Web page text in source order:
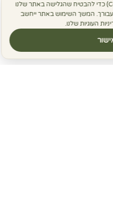
אנו עושים שימוש בעוגיות (Cookies) כדי להבטיח שהגלישה באתר שלנו
המשך השימוש באתר ייחשב
העוגיות שלנו.